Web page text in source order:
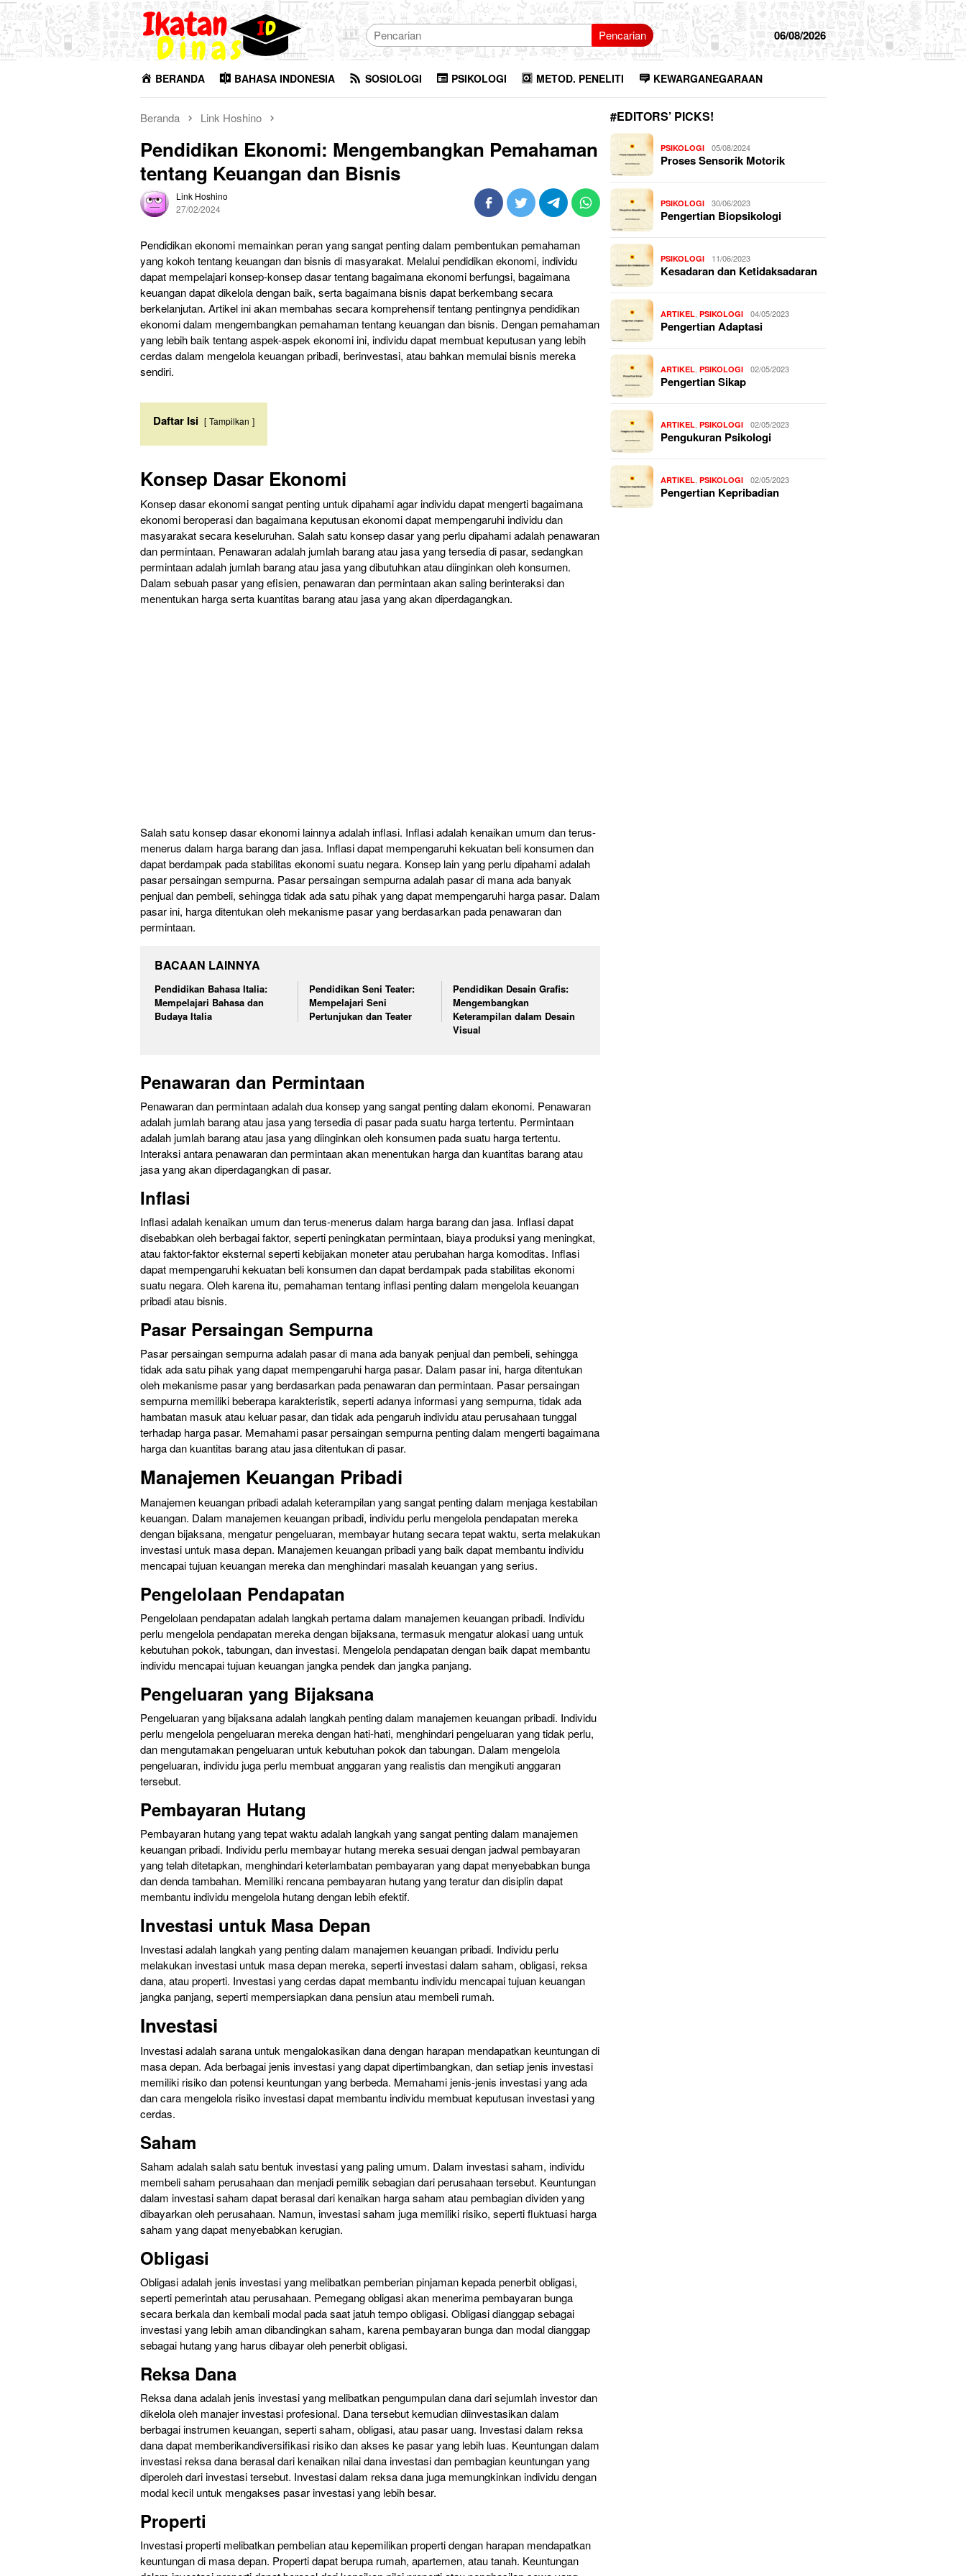
Loncat
ke
konten
Pencarian 06/08/2026
BERANDA BAHASA INDONESIA SOSIOLOGI PSIKOLOGI METOD. PENELITI KEWARGANEGARAAN
Beranda Link Hoshino
Pendidikan Ekonomi: Mengembangkan Pemahaman
tentang Keuangan dan Bisnis
Link Hoshino
27/02/2024
Pendidikan ekonomi memainkan peran yang sangat penting dalam pembentukan pemahaman
yang kokoh tentang keuangan dan bisnis di masyarakat. Melalui pendidikan ekonomi, individu
dapat mempelajari konsep-konsep dasar tentang bagaimana ekonomi berfungsi, bagaimana
keuangan dapat dikelola dengan baik, serta bagaimana bisnis dapat berkembang secara
berkelanjutan. Artikel ini akan membahas secara komprehensif tentang pentingnya pendidikan
ekonomi dalam mengembangkan pemahaman tentang keuangan dan bisnis. Dengan pemahaman
yang lebih baik tentang aspek-aspek ekonomi ini, individu dapat membuat keputusan yang lebih
cerdas dalam mengelola keuangan pribadi, berinvestasi, atau bahkan memulai bisnis mereka
sendiri.
Daftar Isi Tampilkan
Konsep Dasar Ekonomi
Konsep dasar ekonomi sangat penting untuk dipahami agar individu dapat mengerti bagaimana
ekonomi beroperasi dan bagaimana keputusan ekonomi dapat mempengaruhi individu dan
masyarakat secara keseluruhan. Salah satu konsep dasar yang perlu dipahami adalah penawaran
dan permintaan. Penawaran adalah jumlah barang atau jasa yang tersedia di pasar, sedangkan
permintaan adalah jumlah barang atau jasa yang dibutuhkan atau diinginkan oleh konsumen.
Dalam sebuah pasar yang efisien, penawaran dan permintaan akan saling berinteraksi dan
menentukan harga serta kuantitas barang atau jasa yang akan diperdagangkan.
Salah satu konsep dasar ekonomi lainnya adalah inflasi. Inflasi adalah kenaikan umum dan terus-
menerus dalam harga barang dan jasa. Inflasi dapat mempengaruhi kekuatan beli konsumen dan
dapat berdampak pada stabilitas ekonomi suatu negara. Konsep lain yang perlu dipahami adalah
pasar persaingan sempurna. Pasar persaingan sempurna adalah pasar di mana ada banyak
penjual dan pembeli, sehingga tidak ada satu pihak yang dapat mempengaruhi harga pasar. Dalam
pasar ini, harga ditentukan oleh mekanisme pasar yang berdasarkan pada penawaran dan
permintaan.
BACAAN LAINNYA
Pendidikan Bahasa Italia:
Mempelajari Bahasa dan
Budaya Italia
Pendidikan Seni Teater:
Mempelajari Seni
Pertunjukan dan Teater
Pendidikan Desain Grafis:
Mengembangkan
Keterampilan dalam Desain
Visual
Penawaran dan Permintaan
Penawaran dan permintaan adalah dua konsep yang sangat penting dalam ekonomi. Penawaran
adalah jumlah barang atau jasa yang tersedia di pasar pada suatu harga tertentu. Permintaan
adalah jumlah barang atau jasa yang diinginkan oleh konsumen pada suatu harga tertentu.
Interaksi antara penawaran dan permintaan akan menentukan harga dan kuantitas barang atau
jasa yang akan diperdagangkan di pasar.
Inflasi
Inflasi adalah kenaikan umum dan terus-menerus dalam harga barang dan jasa. Inflasi dapat
disebabkan oleh berbagai faktor, seperti peningkatan permintaan, biaya produksi yang meningkat,
atau faktor-faktor eksternal seperti kebijakan moneter atau perubahan harga komoditas. Inflasi
dapat mempengaruhi kekuatan beli konsumen dan dapat berdampak pada stabilitas ekonomi
suatu negara. Oleh karena itu, pemahaman tentang inflasi penting dalam mengelola keuangan
pribadi atau bisnis.
Pasar Persaingan Sempurna
Pasar persaingan sempurna adalah pasar di mana ada banyak penjual dan pembeli, sehingga
tidak ada satu pihak yang dapat mempengaruhi harga pasar. Dalam pasar ini, harga ditentukan
oleh mekanisme pasar yang berdasarkan pada penawaran dan permintaan. Pasar persaingan
sempurna memiliki beberapa karakteristik, seperti adanya informasi yang sempurna, tidak ada
hambatan masuk atau keluar pasar, dan tidak ada pengaruh individu atau perusahaan tunggal
terhadap harga pasar. Memahami pasar persaingan sempurna penting dalam mengerti bagaimana
harga dan kuantitas barang atau jasa ditentukan di pasar.
Manajemen Keuangan Pribadi
Manajemen keuangan pribadi adalah keterampilan yang sangat penting dalam menjaga kestabilan
keuangan. Dalam manajemen keuangan pribadi, individu perlu mengelola pendapatan mereka
dengan bijaksana, mengatur pengeluaran, membayar hutang secara tepat waktu, serta melakukan
investasi untuk masa depan. Manajemen keuangan pribadi yang baik dapat membantu individu
mencapai tujuan keuangan mereka dan menghindari masalah keuangan yang serius.
Pengelolaan Pendapatan
Pengelolaan pendapatan adalah langkah pertama dalam manajemen keuangan pribadi. Individu
perlu mengelola pendapatan mereka dengan bijaksana, termasuk mengatur alokasi uang untuk
kebutuhan pokok, tabungan, dan investasi. Mengelola pendapatan dengan baik dapat membantu
individu mencapai tujuan keuangan jangka pendek dan jangka panjang.
Pengeluaran yang Bijaksana
Pengeluaran yang bijaksana adalah langkah penting dalam manajemen keuangan pribadi. Individu
perlu mengelola pengeluaran mereka dengan hati-hati, menghindari pengeluaran yang tidak perlu,
dan mengutamakan pengeluaran untuk kebutuhan pokok dan tabungan. Dalam mengelola
pengeluaran, individu juga perlu membuat anggaran yang realistis dan mengikuti anggaran
tersebut.
Pembayaran Hutang
Pembayaran hutang yang tepat waktu adalah langkah yang sangat penting dalam manajemen
keuangan pribadi. Individu perlu membayar hutang mereka sesuai dengan jadwal pembayaran
yang telah ditetapkan, menghindari keterlambatan pembayaran yang dapat menyebabkan bunga
dan denda tambahan. Memiliki rencana pembayaran hutang yang teratur dan disiplin dapat
membantu individu mengelola hutang dengan lebih efektif.
Investasi untuk Masa Depan
Investasi adalah langkah yang penting dalam manajemen keuangan pribadi. Individu perlu
melakukan investasi untuk masa depan mereka, seperti investasi dalam saham, obligasi, reksa
dana, atau properti. Investasi yang cerdas dapat membantu individu mencapai tujuan keuangan
jangka panjang, seperti mempersiapkan dana pensiun atau membeli rumah.
Investasi
Investasi adalah sarana untuk mengalokasikan dana dengan harapan mendapatkan keuntungan di
masa depan. Ada berbagai jenis investasi yang dapat dipertimbangkan, dan setiap jenis investasi
memiliki risiko dan potensi keuntungan yang berbeda. Memahami jenis-jenis investasi yang ada
dan cara mengelola risiko investasi dapat membantu individu membuat keputusan investasi yang
cerdas.
Saham
Saham adalah salah satu bentuk investasi yang paling umum. Dalam investasi saham, individu
membeli saham perusahaan dan menjadi pemilik sebagian dari perusahaan tersebut. Keuntungan
dalam investasi saham dapat berasal dari kenaikan harga saham atau pembagian dividen yang
dibayarkan oleh perusahaan. Namun, investasi saham juga memiliki risiko, seperti fluktuasi harga
saham yang dapat menyebabkan kerugian.
Obligasi
Obligasi adalah jenis investasi yang melibatkan pemberian pinjaman kepada penerbit obligasi,
seperti pemerintah atau perusahaan. Pemegang obligasi akan menerima pembayaran bunga
secara berkala dan kembali modal pada saat jatuh tempo obligasi. Obligasi dianggap sebagai
investasi yang lebih aman dibandingkan saham, karena pembayaran bunga dan modal dianggap
sebagai hutang yang harus dibayar oleh penerbit obligasi.
Reksa Dana
Reksa dana adalah jenis investasi yang melibatkan pengumpulan dana dari sejumlah investor dan
dikelola oleh manajer investasi profesional. Dana tersebut kemudian diinvestasikan dalam
berbagai instrumen keuangan, seperti saham, obligasi, atau pasar uang. Investasi dalam reksa
dana dapat memberikandiversifikasi risiko dan akses ke pasar yang lebih luas. Keuntungan dalam
investasi reksa dana berasal dari kenaikan nilai dana investasi dan pembagian keuntungan yang
diperoleh dari investasi tersebut. Investasi dalam reksa dana juga memungkinkan individu dengan
modal kecil untuk mengakses pasar investasi yang lebih besar.
Properti
Investasi properti melibatkan pembelian atau kepemilikan properti dengan harapan mendapatkan
keuntungan di masa depan. Properti dapat berupa rumah, apartemen, atau tanah. Keuntungan
#EDITORS’ PICKS!
PSIKOLOGI 05/08/2024
Proses Sensorik Motorik
PSIKOLOGI 30/06/2023
Pengertian Biopsikologi
PSIKOLOGI 11/06/2023
Kesadaran dan Ketidaksadaran
ARTIKEL ,PSIKOLOGI 04/05/2023
Pengertian Adaptasi
ARTIKEL ,PSIKOLOGI 02/05/2023
Pengertian Sikap
ARTIKEL ,PSIKOLOGI 02/05/2023
Pengukuran Psikologi
ARTIKEL ,PSIKOLOGI 02/05/2023
Pengertian Kepribadian